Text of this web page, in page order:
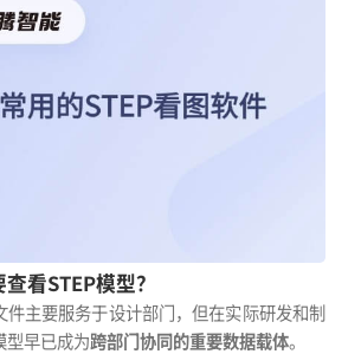
看STEP模型？
件主要服务于设计部门，但在实际研发和制
型早已成为跨部门协同的重要数据载体。